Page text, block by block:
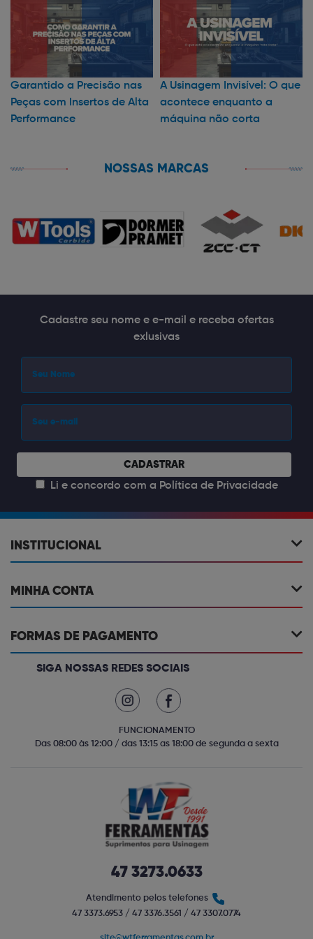
Garantido a Precisão nas
Peças com Insertos de Alta
Performance
A Usinagem Invisível: O que
acontece enquanto a
máquina não corta
NOSSAS MARCAS
Cadastre seu nome e e-mail e receba ofertas
exlusivas
CADASTRAR
Li e concordo com a Política de Privacidade
INSTITUCIONAL
MINHA CONTA
FORMAS DE PAGAMENTO
SIGA NOSSAS REDES SOCIAIS
FUNCIONAMENTO
Das 08:00 às 12:00 / das 13:15 as 18:00 de segunda a sexta
47 3273.0633
Atendimento pelos telefones
47 3373.6953 / 47 3376.3561 / 47 3307.0774